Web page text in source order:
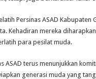
Persinas ASAD
Kehadiran mereka
para pesilat muda.
ASAD terus menunjukkan
generasi muda yang